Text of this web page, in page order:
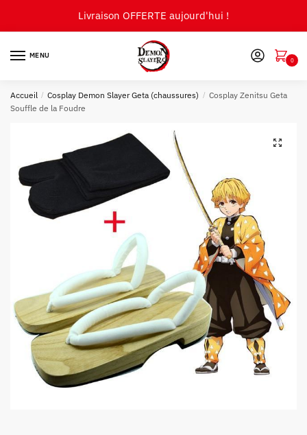
Livraison OFFERTE aujourd'hui !
MENU
0
Accueil / Cosplay Demon Slayer Geta (chaussures) / Cosplay Zenitsu Geta
Souffle de la Foudre
🔍